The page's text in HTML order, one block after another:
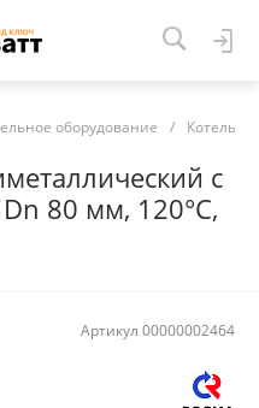
оборудование /
с
80 мм, 120°С,
Артикул 00000002464